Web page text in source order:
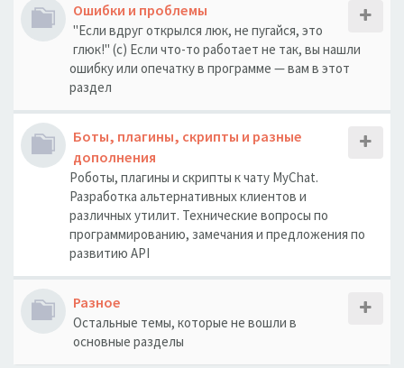
Ошибки и проблемы
"Если вдруг открылся люк, не пугайся, это
глюк!" (с) Если что-то работает не так, вы нашли
ошибку или опечатку в программе — вам в этот
раздел
Боты, плагины, скрипты и разные
дополнения
Роботы, плагины и скрипты к чату MyChat.
Разработка альтернативных клиентов и
различных утилит. Технические вопросы по
программированию, замечания и предложения по
развитию API
Разное
Остальные темы, которые не вошли в
основные разделы